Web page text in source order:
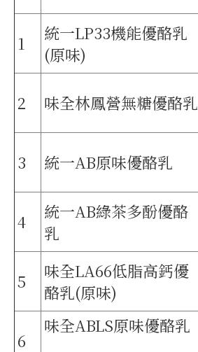
1
統一LP33機能優酪乳
(原味)
2 味全林鳳營無糖優酪乳
3 統一AB原味優酪乳
4
統一AB綠茶多酚優酪
乳
5
味全LA66低脂高鈣優
酪乳(原味)
6
味全ABLS原味優酪乳